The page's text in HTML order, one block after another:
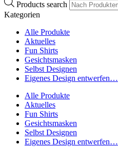
Products search
Kategorien
Alle Produkte
Aktuelles
Fun Shirts
Gesichtsmasken
Selbst Designen
Eigenes Design entwerfen…
Alle Produkte
Aktuelles
Fun Shirts
Gesichtsmasken
Selbst Designen
Eigenes Design entwerfen…